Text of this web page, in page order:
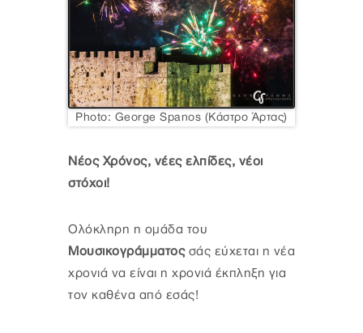
Photo: George Spanos (Κάστρο Άρτας)
Νέος Χρόνος, νέες ελπίδες, νέοι
στόχοι!
Ολόκληρη η ομάδα του
Μουσικογράμματοςσάς εύχεται η νέα
χρονιά να είναι η χρονιά έκπληξη για
τον καθένα από εσάς!